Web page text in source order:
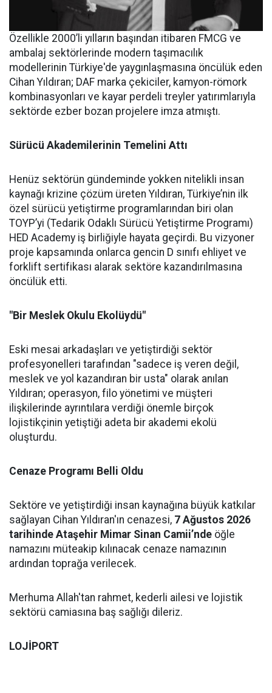
Özellikle 2000’li yılların başından itibaren FMCG ve
ambalaj sektörlerinde modern taşımacılık
modellerinin Türkiye'de yaygınlaşmasına öncülük eden
Cihan Yıldıran; DAF marka çekiciler, kamyon-römork
kombinasyonları ve kayar perdeli treyler yatırımlarıyla
sektörde ezber bozan projelere imza atmıştı.
Sürücü Akademilerinin Temelini Attı
Henüz sektörün gündeminde yokken nitelikli insan
kaynağı krizine çözüm üreten Yıldıran, Türkiye’nin ilk
özel sürücü yetiştirme programlarından biri olan
TOYP’yi (Tedarik Odaklı Sürücü Yetiştirme Programı)
HED Academy iş birliğiyle hayata geçirdi. Bu vizyoner
proje kapsamında onlarca gencin D sınıfı ehliyet ve
forklift sertifikası alarak sektöre kazandırılmasına
öncülük etti.
"Bir Meslek Okulu Ekolüydü"
Eski mesai arkadaşları ve yetiştirdiği sektör
profesyonelleri tarafından "sadece iş veren değil,
meslek ve yol kazandıran bir usta" olarak anılan
Yıldıran; operasyon, filo yönetimi ve müşteri
ilişkilerinde ayrıntılara verdiği önemle birçok
lojistikçinin yetiştiği adeta bir akademi ekolü
oluşturdu.
Cenaze Programı Belli Oldu
Sektöre ve yetiştirdiği insan kaynağına büyük katkılar
sağlayan Cihan Yıldıran'ın cenazesi, 7 Ağustos 2026
tarihinde Ataşehir Mimar Sinan Camii’nde öğle
namazını müteakip kılınacak cenaze namazının
ardından toprağa verilecek.
Merhuma Allah'tan rahmet, kederli ailesi ve lojistik
sektörü camiasına baş sağlığı dileriz.
LOJİPORT